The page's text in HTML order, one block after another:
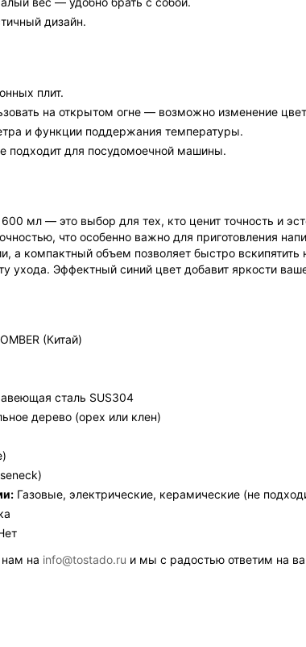
дизайн.
плит.
на открытом огне — возможно изменение
и функции поддержания температуры.
подходит для посудомоечной машины.
мл — это выбор для тех, кто ценит точность и
что особенно важно для приготовления
а компактный объем позволяет быстро
ухода. Эффектный синий цвет добавит яркости
(Китай)
сталь SUS304
дерево (орех или клен)
Газовые, электрические, керамические (не
на info@tostado.ru и мы с радостью ответим на